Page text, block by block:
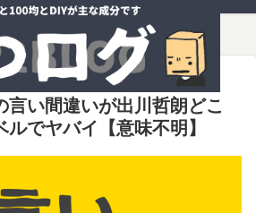
言い間違いが出川哲朗どこ
でヤバイ【意味不明】